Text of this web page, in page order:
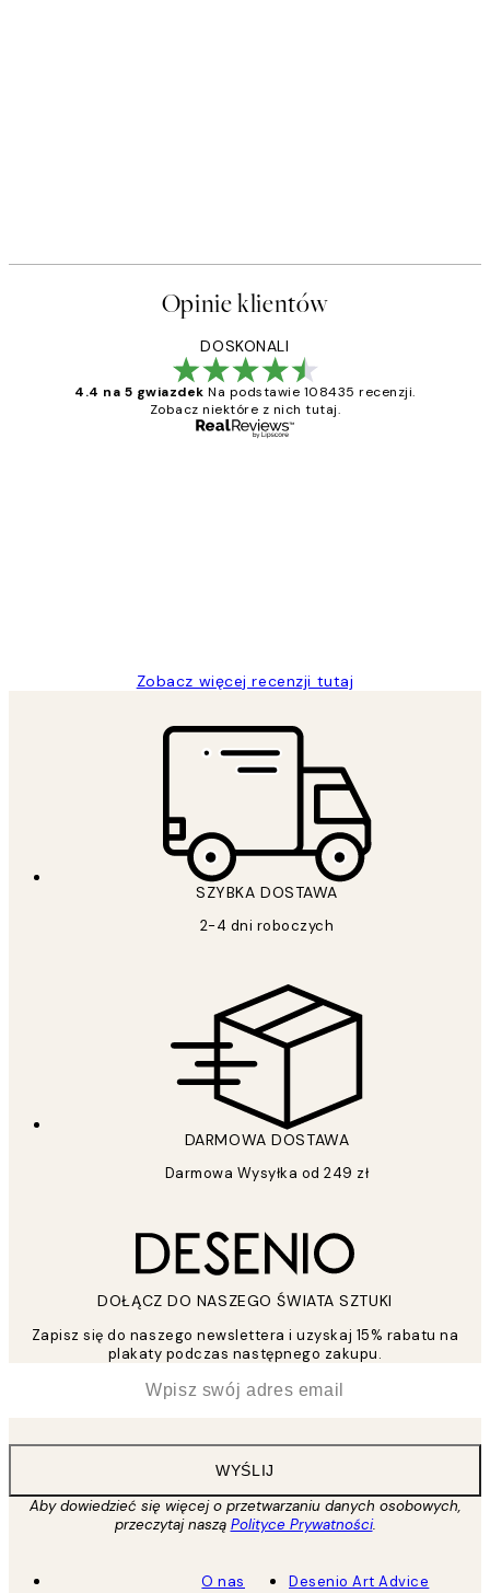
Opinie klientów
DOSKONALI
4.4 na 5 gwiazdek Na podstawie 108435 recenzji.
Zobacz niektóre z nich tutaj.
Zobacz więcej recenzji tutaj
SZYBKA DOSTAWA
2-4 dni roboczych
DARMOWA DOSTAWA
Darmowa Wysyłka od 249 zł
DOŁĄCZ DO NASZEGO ŚWIATA SZTUKI
Zapisz się do naszego newslettera i uzyskaj 15% rabatu na
plakaty podczas następnego zakupu.
WYŚLIJ
Aby dowiedzieć się więcej o przetwarzaniu danych osobowych,
przeczytaj naszą Polityce Prywatności.
O nas
Desenio Art Advice